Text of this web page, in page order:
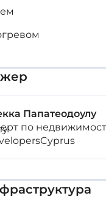
Папатеодоулу
по